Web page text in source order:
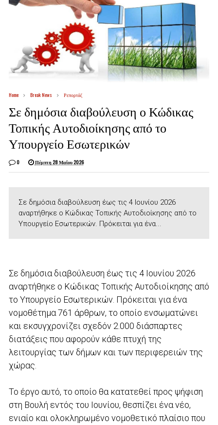
Home Break News Ρεπορτάζ
Σε δημόσια διαβούλευση ο Κώδικας
Τοπικής Αυτοδιοίκησης από το
Υπουργείο Εσωτερικών
0 Πέμπτη 28 Μαΐου 2026
Σε δημόσια διαβούλευση έως τις 4 Ιουνίου 2026
αναρτήθηκε ο Κώδικας Τοπικής Αυτοδιοίκησης από το
Υπουργείο Εσωτερικών. Πρόκειται για ένα...
Σε δημόσια διαβούλευση έως τις 4 Ιουνίου 2026
αναρτήθηκε ο Κώδικας Τοπικής Αυτοδιοίκησης από
το Υπουργείο Εσωτερικών. Πρόκειται για ένα
νομοθέτημα 761 άρθρων, το οποίο ενσωματώνει
και εκσυγχρονίζει σχεδόν 2.000 διάσπαρτες
διατάξεις που αφορούν κάθε πτυχή της
λειτουργίας των δήμων και των περιφερειών της
χώρας.
Το έργο αυτό, το οποίο θα κατατεθεί προς ψήφιση
στη Βουλή εντός του Ιουνίου, θεσπίζει ένα νέο,
ενιαίο και ολοκληρωμένο νομοθετικό πλαίσιο που